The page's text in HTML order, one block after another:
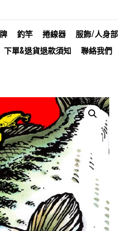
釣竿 捲線器 服飾/人身
下單&退貨退款須知
聯絡我們